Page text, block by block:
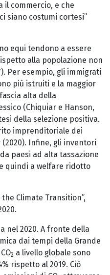
il commercio, e che
siano costumi cortesi”
equi tendono a essere
alla popolazione non
Per esempio, gli immigrati
più istruiti e la maggior
alta della
(Chiquiar e Hanson,
della selezione positiva.
imprenditoriale dei
Infine, gli inventori
paesi ad alta tassazione
quindi a welfare ridotto
Climate Transition”,
nel 2020. A fronte della
dai tempi della Grande
2 a livello globale sono
rispetto al 2019. Ciò